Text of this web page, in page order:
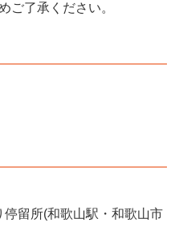
ご了承ください。
停留所(和歌山駅・和歌山市